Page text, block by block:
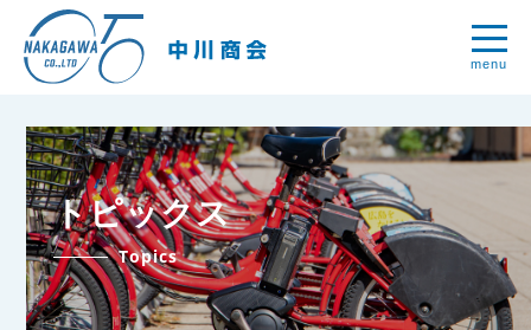
menu
トピックス
Topics